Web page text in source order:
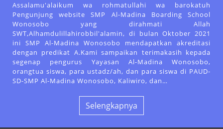
Assalamu'alaikum wa rohmatullahi wa barokatuh
Pengunjung website SMP Al-Madina Boarding School
Wonosobo yang dirahmati Allah
SWT,Alhamdulillahirobbil'alamin, di bulan Oktober 2021
ini SMP Al-Madina Wonosobo mendapatkan akreditasi
dengan predikat A.Kami sampaikan terimakasih kepada
segenap pengurus Yayasan Al-Madina Wonosobo,
orangtua siswa, para ustadz/ah, dan para siswa di PAUD-
SD-SMP Al-Madina Wonosobo, Kaliwiro, dan…
Selengkapnya